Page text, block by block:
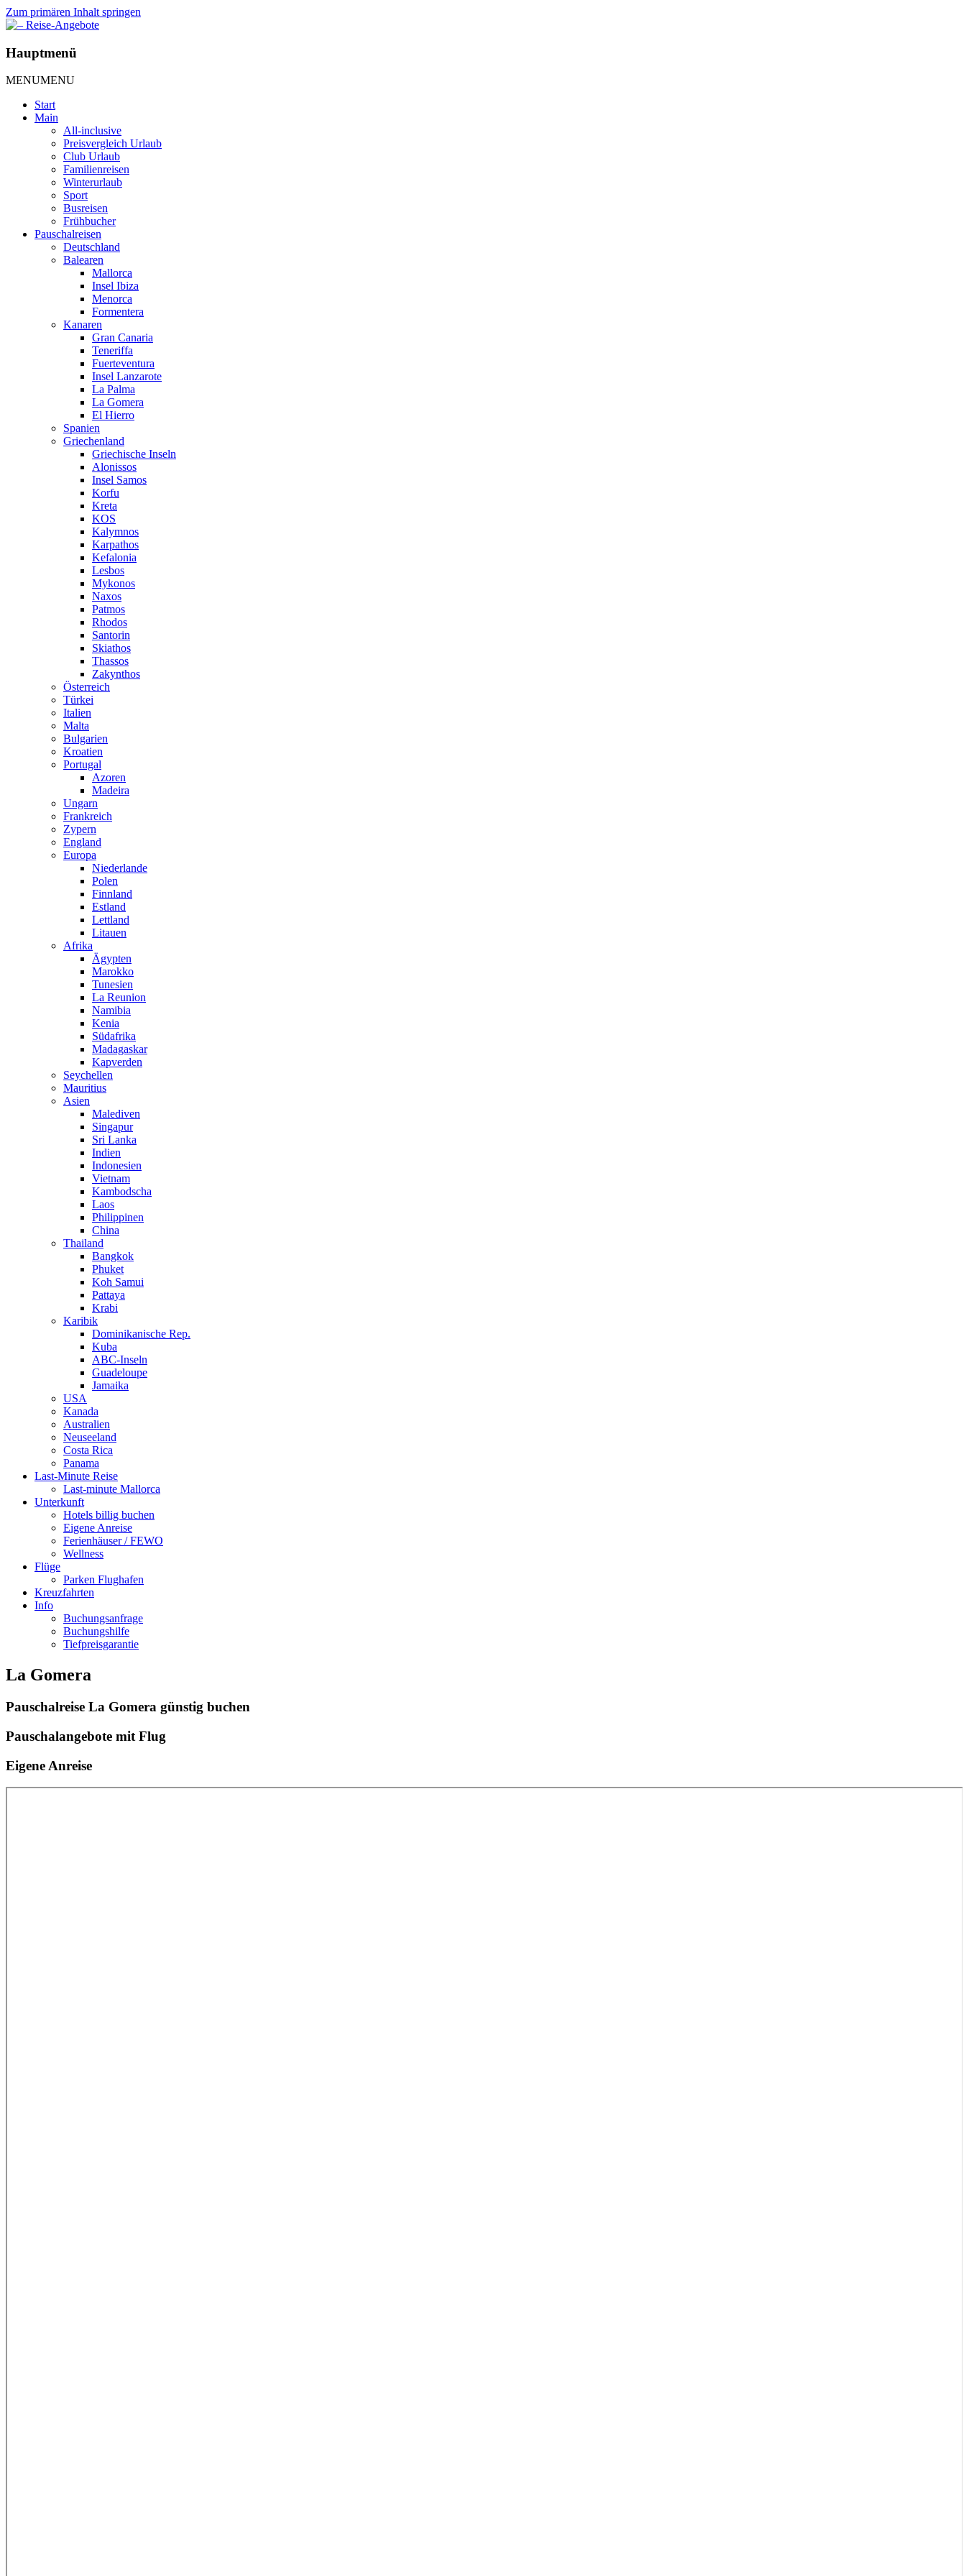
Zum primären Inhalt springen
– Reise-Angebote
Hauptmenü
MENUMENU
Start
Main
All-inclusive
Preisvergleich Urlaub
Club Urlaub
Familienreisen
Winterurlaub
Sport
Busreisen
Frühbucher
Pauschalreisen
Deutschland
Balearen
Mallorca
Insel Ibiza
Menorca
Formentera
Kanaren
Gran Canaria
Teneriffa
Fuerteventura
Insel Lanzarote
La Palma
La Gomera
El Hierro
Spanien
Griechenland
Griechische Inseln
Alonissos
Insel Samos
Korfu
Kreta
KOS
Kalymnos
Karpathos
Kefalonia
Lesbos
Mykonos
Naxos
Patmos
Rhodos
Santorin
Skiathos
Thassos
Zakynthos
Österreich
Türkei
Italien
Malta
Bulgarien
Kroatien
Portugal
Azoren
Madeira
Ungarn
Frankreich
Zypern
England
Europa
Niederlande
Polen
Finnland
Estland
Lettland
Litauen
Afrika
Ägypten
Marokko
Tunesien
La Reunion
Namibia
Kenia
Südafrika
Madagaskar
Kapverden
Seychellen
Mauritius
Asien
Malediven
Singapur
Sri Lanka
Indien
Indonesien
Vietnam
Kambodscha
Laos
Philippinen
China
Thailand
Bangkok
Phuket
Koh Samui
Pattaya
Krabi
Karibik
Dominikanische Rep.
Kuba
ABC-Inseln
Guadeloupe
Jamaika
USA
Kanada
Australien
Neuseeland
Costa Rica
Panama
Last-Minute Reise
Last-minute Mallorca
Unterkunft
Hotels billig buchen
Eigene Anreise
Ferienhäuser / FEWO
Wellness
Flüge
Parken Flughafen
Kreuzfahrten
Info
Buchungsanfrage
Buchungshilfe
Tiefpreisgarantie
La Gomera
Pauschalreise La Gomera günstig buchen
Pauschalangebote mit Flug
Eigene Anreise